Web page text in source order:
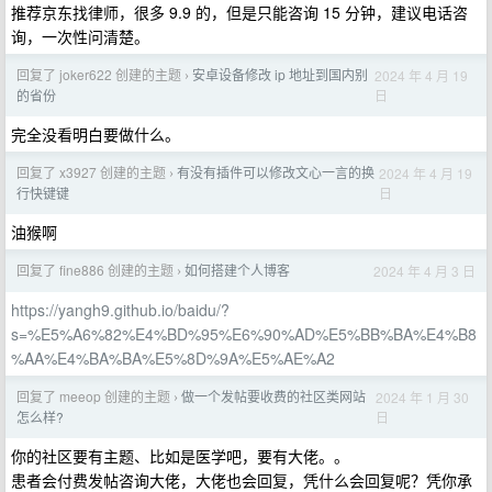
推荐京东找律师，很多 9.9 的，但是只能咨询 15 分钟，建议电话咨
询，一次性问清楚。
回复了 joker622 创建的主题 › 安卓设备修改 ip 地址到国内别
的省份
2024 年 4 月 19
日
完全没看明白要做什么。
回复了 x3927 创建的主题 › 有没有插件可以修改文心一言的换
行快键键
2024 年 4 月 19
日
油猴啊
回复了 fine886 创建的主题 › 如何搭建个人博客 2024 年 4 月 3 日
https://yangh9.github.io/baidu/?
s=%E5%A6%82%E4%BD%95%E6%90%AD%E5%BB%BA%E4%B8
%AA%E4%BA%BA%E5%8D%9A%E5%AE%A2
回复了 meeop 创建的主题 › 做一个发帖要收费的社区类网站
怎么样?
2024 年 1 月 30
日
你的社区要有主题、比如是医学吧，要有大佬。。
患者会付费发帖咨询大佬，大佬也会回复，凭什么会回复呢？凭你承